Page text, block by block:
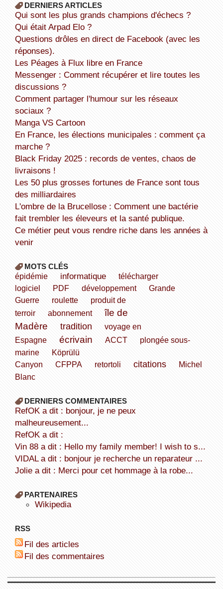
DERNIERS ARTICLES
Qui sont les plus grands champions d'échecs ?
Qui était Arpad Elo ?
Questions drôles en direct de Facebook (avec les
réponses).
Les Péages à Flux libre en France
Messenger : Comment récupérer et lire toutes les
discussions ?
Comment partager l'humour sur les réseaux
sociaux ?
Manga VS Cartoon
En France, les élections municipales : comment ça
marche ?
Black Friday 2025 : records de ventes, chaos de
livraisons !
Les 50 plus grosses fortunes de France sont tous
des milliardaires
L'ombre de la Brucellose : Comment une bactérie
fait trembler les éleveurs et la santé publique.
Ce métier peut vous rendre riche dans les années à
venir
MOTS CLÉS
épidémie informatique
télécharger
logiciel
PDF développement
Grande
Guerre
roulette
produit de
terroir
abonnement
île de
Madère
tradition
voyage en
Espagne
écrivain ACCT
plongée sous-
marine
Köprülü
Canyon
CFPPA retortoli citations
Michel
Blanc
DERNIERS COMMENTAIRES
refOK a dit : bonjour, je ne peux
malheureusement...
refOK a dit :
Vin 88 a dit : Hello my family member! I wish to s...
VIDAL a dit : bonjour je recherche un reparateur ...
Jolie a dit : Merci pour cet hommage à la robe...
PARTENAIRES
wikipedia
RSS
Fil des articles
Fil des commentaires